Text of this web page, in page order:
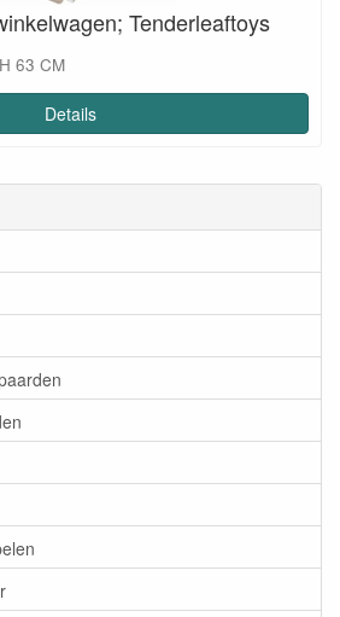
Tenderleaftoys
63 CM
Details